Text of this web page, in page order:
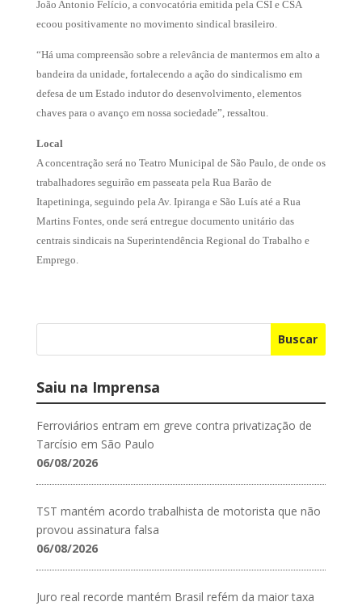
João Antonio Felício, a convocatória emitida pela CSI e CSA
ecoou positivamente no movimento sindical brasileiro.
“Há uma compreensão sobre a relevância de mantermos em alto a
bandeira da unidade, fortalecendo a ação do sindicalismo em
defesa de um Estado indutor do desenvolvimento, elementos
chaves para o avanço em nossa sociedade”, ressaltou.
Local
A concentração será no Teatro Municipal de São Paulo, de onde os
trabalhadores seguirão em passeata pela Rua Barão de
Itapetininga, seguindo pela Av. Ipiranga e São Luís até a Rua
Martins Fontes, onde será entregue documento unitário das
centrais sindicais na Superintendência Regional do Trabalho e
Emprego.
Buscar
Saiu na Imprensa
Ferroviários entram em greve contra privatização de
Tarcísio em São Paulo
06/08/2026
TST mantém acordo trabalhista de motorista que não
provou assinatura falsa
06/08/2026
Juro real recorde mantém Brasil refém da maior taxa